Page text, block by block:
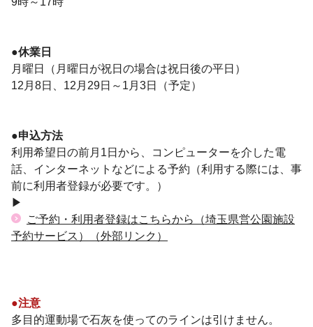
●休業日
月曜日（月曜日が祝日の場合は祝日後の平日）
12月8日、12月29日～1月3日（予定）
●申込方法
利用希望日の前月1日から、コンピューターを介した電
話、インターネットなどによる予約（利用する際には、事
前に利用者登録が必要です。）
▶
ご予約・利用者登録はこちらから（埼玉県営公園施設
予約サービス）（外部リンク）
●注意
多目的運動場で石灰を使ってのラインは引けません。